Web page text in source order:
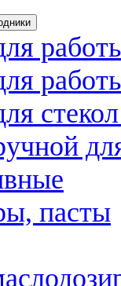
пасты